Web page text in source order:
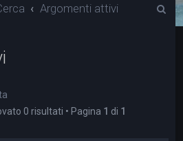
Argomenti attivi
0 risultati • Pagina 1 di 1